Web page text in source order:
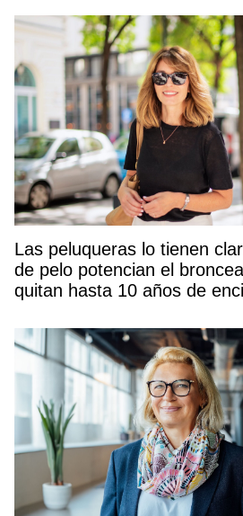
Las peluqueras lo tienen
de pelo potencian el
quitan hasta 10 años de